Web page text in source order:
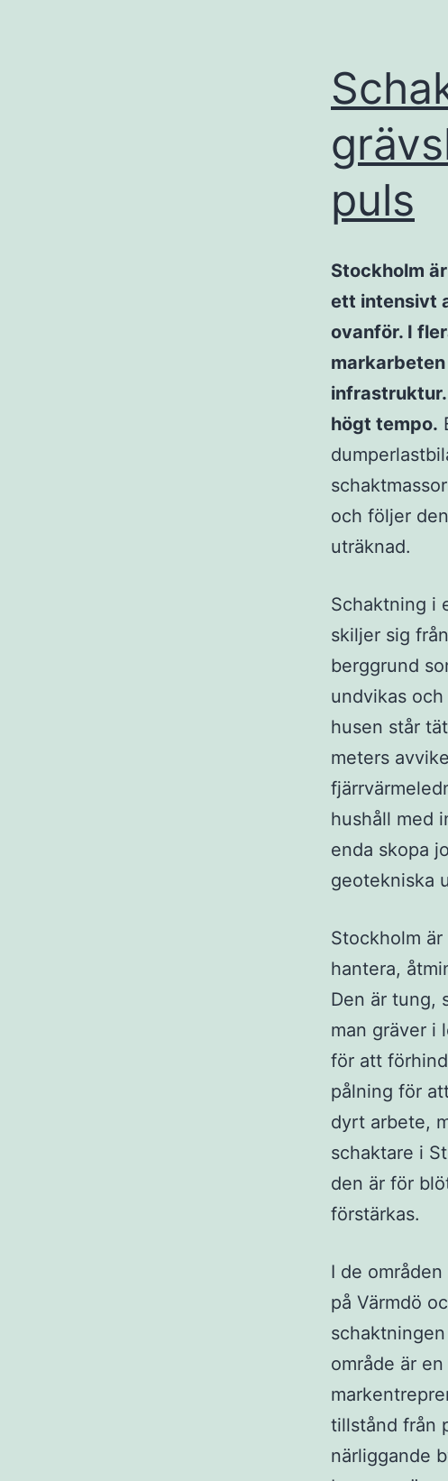
puls
Stockholm
ett intensivt
ovanför. I
högt tempo.
och följer
uträknad.
Schaktning i
skiljer sig
berggrund
undvikas
husen står
meters
hushåll med
enda skopa
geotekniska
Stockholm
hantera,
Den är tung,
man gräver i
för att
pålning för
dyrt arbete,
schaktare i
den är för
förstärkas.
I de
på Värmdö
område är
tillstånd från
närliggande